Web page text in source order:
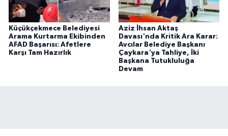
Küçükçekmece Belediyesi
Arama Kurtarma Ekibinden
AFAD Başarısı: Afetlere
Karşı Tam Hazırlık
Aziz İhsan Aktaş
Davası'nda Kritik Ara Karar:
Avcılar Belediye Başkanı
Çaykara'ya Tahliye, İki
Başkana Tutukluluğa
Devam